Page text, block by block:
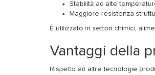
Stabilità ad alte
Maggiore resistenza
È utilizzato in settori chimici,
Vantaggi della
Rispetto ad altre tecnologie